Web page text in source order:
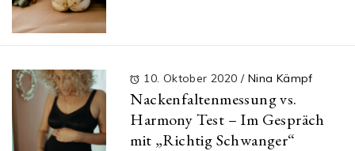
10. Oktober 2020 / Nina Kämpf
Nackenfaltenmessung vs.
Harmony Test – Im Gespräch
mit „Richtig Schwanger“